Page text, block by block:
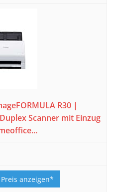
R30 |
Scanner mit Einzug
anzeigen*